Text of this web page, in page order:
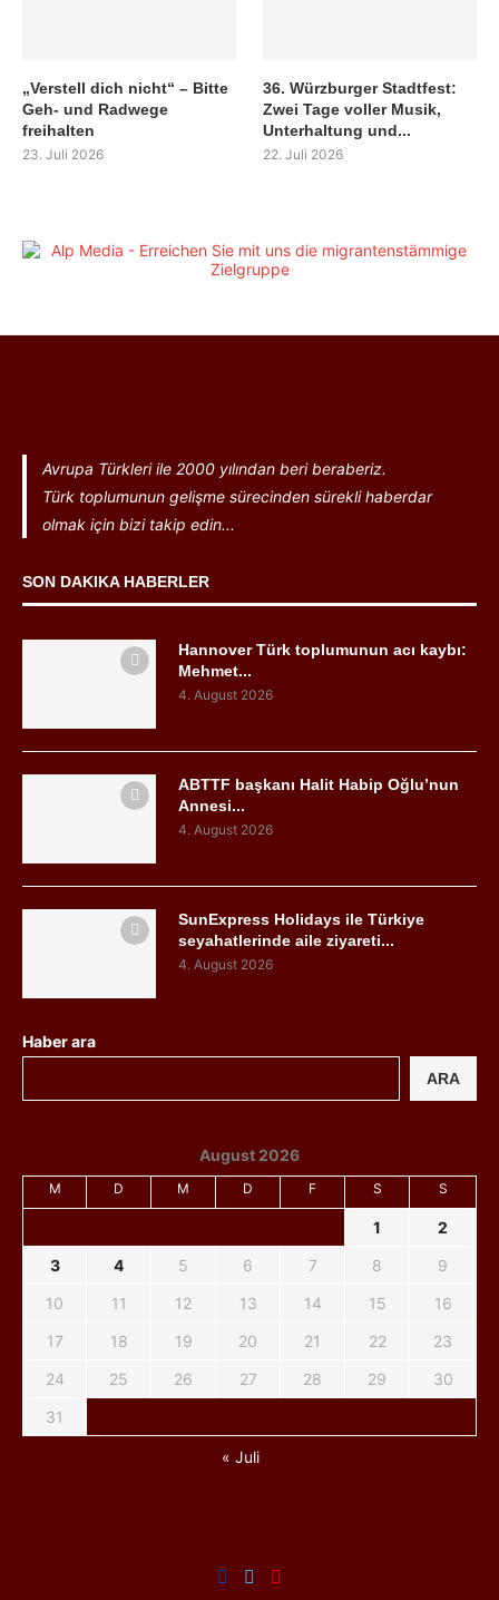
„Verstell dich nicht“ – Bitte
Geh- und Radwege
freihalten
23. Juli 2026
36. Würzburger Stadtfest:
Zwei Tage voller Musik,
Unterhaltung und...
22. Juli 2026
Avrupa Türkleri ile 2000 yılından beri beraberiz.
Türk toplumunun gelişme sürecinden sürekli haberdar
olmak için bizi takip edin...
SON DAKIKA HABERLER
Hannover Türk toplumunun acı kaybı:
Mehmet...
4. August 2026
ABTTF başkanı Halit Habip Oğlu’nun
Annesi...
4. August 2026
SunExpress Holidays ile Türkiye
seyahatlerinde aile ziyareti...
4. August 2026
Haber ara
ARA
August 2026
M D M D F S S
1
2
3
4 5 6 7 8
9
10
11 12 13 14 15
16
17
18 19 20 21 22
23
24
25 26 27 28 29
30
31
« Juli